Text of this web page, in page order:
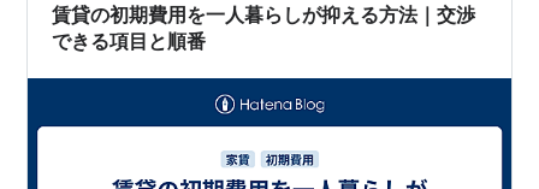
賃貸の初期費用を一人暮らしが抑える方法｜交渉
できる項目と順番